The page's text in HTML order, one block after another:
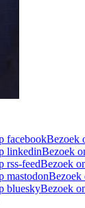
facebookBezoek
linkedinBezoek
rss-feedBezoek
mastodonBezoek
blueskyBezoek